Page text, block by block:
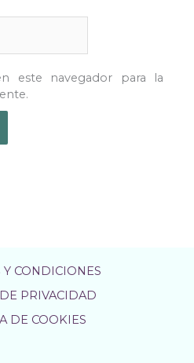
este navegador para la
CONDICIONES
PRIVACIDAD
DE COOKIES